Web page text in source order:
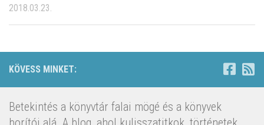
2018.03.23.
KÖVESS MINKET:
Betekintés a könyvtár falai mögé és a könyvek